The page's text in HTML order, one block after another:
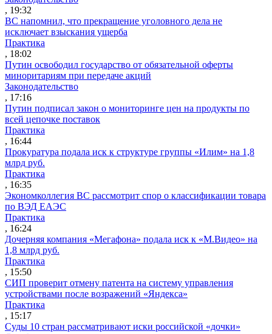
, 19:32
ВС напомнил, что прекращение уголовного дела не
исключает взыскания ущерба
Практика
, 18:02
Путин освободил государство от обязательной оферты
миноритариям при передаче акций
Законодательство
, 17:16
Путин подписал закон о мониторинге цен на продукты по
всей цепочке поставок
Практика
, 16:44
Прокуратура подала иск к структуре группы «Илим» на 1,8
млрд руб.
Практика
, 16:35
Экономколлегия ВС рассмотрит спор о классификации товара
по ВЭД ЕАЭС
Практика
, 16:24
Дочерняя компания «Мегафона» подала иск к «М.Видео» на
1,8 млрд руб.
Практика
, 15:50
СИП проверит отмену патента на систему управления
устройствами после возражений «Яндекса»
Практика
, 15:17
Суды 10 стран рассматривают иски российской «дочки»